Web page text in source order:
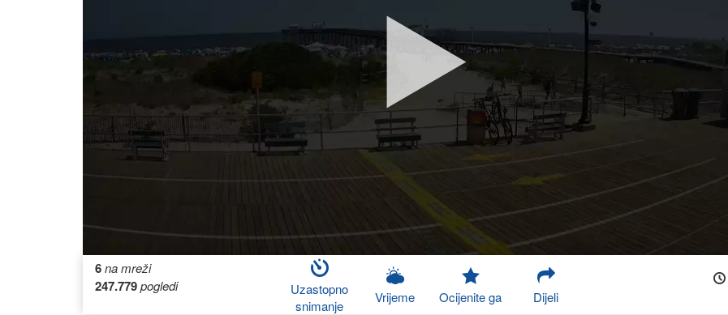
6na mreži
247.779pogledi
Uzastopno
snimanje
Vrijeme Ocijenite ga Dijeli